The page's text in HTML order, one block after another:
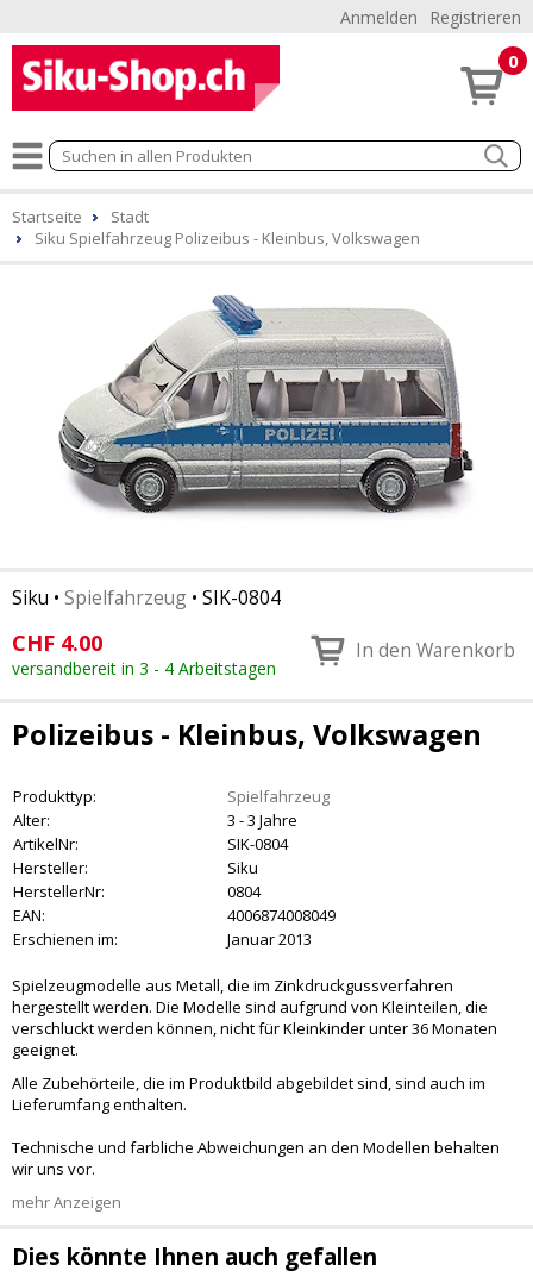
Anmelden Registrieren
0
Startseite
Stadt
Siku Spielfahrzeug Polizeibus - Kleinbus, Volkswagen
Siku • Spielfahrzeug • SIK-0804
CHF 4.00
versandbereit in 3 - 4 Arbeitstagen
In den Warenkorb
Polizeibus - Kleinbus, Volkswagen
Produkttyp:
Spielfahrzeug
Alter:
3 - 3 Jahre
ArtikelNr:
SIK-0804
Hersteller:
Siku
HerstellerNr:
0804
EAN:
4006874008049
Erschienen im:
Januar 2013
Spielzeugmodelle aus Metall, die im Zinkdruckgussverfahren
hergestellt werden. Die Modelle sind aufgrund von Kleinteilen, die
verschluckt werden können, nicht für Kleinkinder unter 36 Monaten
geeignet.
Alle Zubehörteile, die im Produktbild abgebildet sind, sind auch im
Lieferumfang enthalten.
Technische und farbliche Abweichungen an den Modellen behalten
wir uns vor.
mehr Anzeigen
Dies könnte Ihnen auch gefallen